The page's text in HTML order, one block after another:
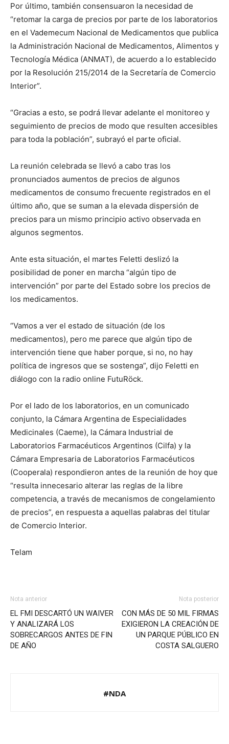
Por último, también consensuaron la necesidad de
“retomar la carga de precios por parte de los laboratorios
en el Vademecum Nacional de Medicamentos que publica
la Administración Nacional de Medicamentos, Alimentos y
Tecnología Médica (ANMAT), de acuerdo a lo establecido
por la Resolución 215/2014 de la Secretaría de Comercio
Interior”.
“Gracias a esto, se podrá llevar adelante el monitoreo y
seguimiento de precios de modo que resulten accesibles
para toda la población”, subrayó el parte oficial.
La reunión celebrada se llevó a cabo tras los
pronunciados aumentos de precios de algunos
medicamentos de consumo frecuente registrados en el
último año, que se suman a la elevada dispersión de
precios para un mismo principio activo observada en
algunos segmentos.
Ante esta situación, el martes Feletti deslizó la
posibilidad de poner en marcha “algún tipo de
intervención” por parte del Estado sobre los precios de
los medicamentos.
“Vamos a ver el estado de situación (de los
medicamentos), pero me parece que algún tipo de
intervención tiene que haber porque, si no, no hay
política de ingresos que se sostenga”, dijo Feletti en
diálogo con la radio online FutuRöck.
Por el lado de los laboratorios, en un comunicado
conjunto, la Cámara Argentina de Especialidades
Medicinales (Caeme), la Cámara Industrial de
Laboratorios Farmacéuticos Argentinos (Cilfa) y la
Cámara Empresaria de Laboratorios Farmacéuticos
(Cooperala) respondieron antes de la reunión de hoy que
“resulta innecesario alterar las reglas de la libre
competencia, a través de mecanismos de congelamiento
de precios”, en respuesta a aquellas palabras del titular
de Comercio Interior.
Telam
Nota anterior
EL FMI DESCARTÓ UN WAIVER
Y ANALIZARÁ LOS
SOBRECARGOS ANTES DE FIN
DE AÑO
Nota posterior
CON MÁS DE 50 MIL FIRMAS
EXIGIERON LA CREACIÓN DE
UN PARQUE PÚBLICO EN
COSTA SALGUERO
#NDA